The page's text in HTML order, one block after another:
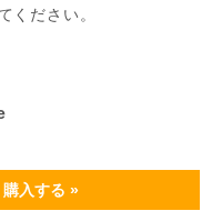
ください。
購入する »